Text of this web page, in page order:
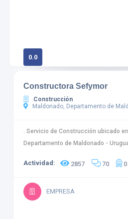
0.0
Constructora Sefymor
Construcción
Maldonado, Departamento de
. Servicio de Construcción ubicado
Departamento de Maldonado -
Actividad: 2857 70 0
EMPRESA